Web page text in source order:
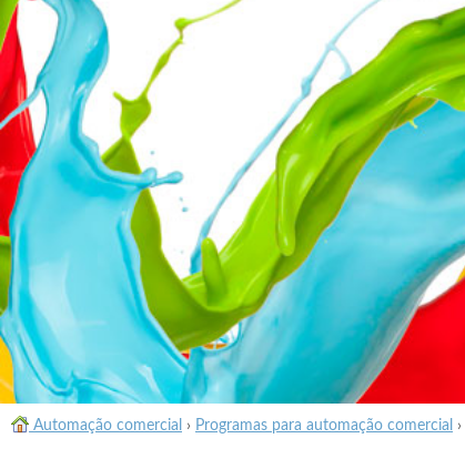
Automação comercial › Programas para automação comercial ›